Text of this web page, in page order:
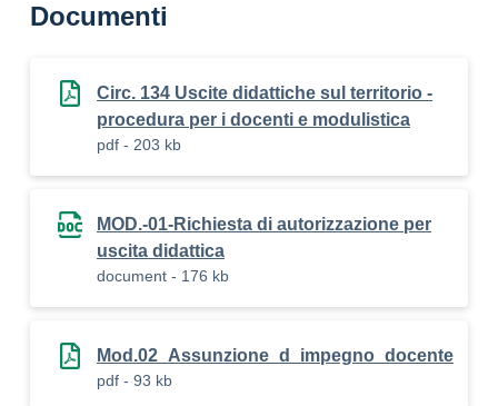
Documenti
Circ. 134 Uscite didattiche sul territorio -
procedura per i docenti e modulistica
pdf - 203 kb
MOD.-01-Richiesta di autorizzazione per
uscita didattica
document - 176 kb
Mod.02_Assunzione_d_impegno_docente
pdf - 93 kb